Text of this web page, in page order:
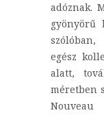
adóznak.
gyönyörű
egész
alatt,
méretben